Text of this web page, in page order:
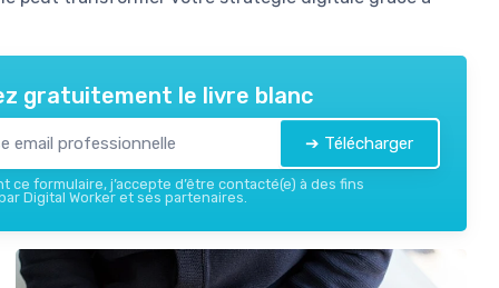
gratuitement le livre blanc
➔ Télécharger
ce formulaire, j’accepte d’être contacté(e) à des fins
Digital Worker et ses partenaires.